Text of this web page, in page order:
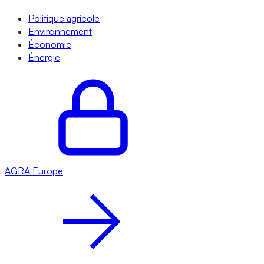
Politique agricole
Environnement
Économie
Énergie
AGRA Europe